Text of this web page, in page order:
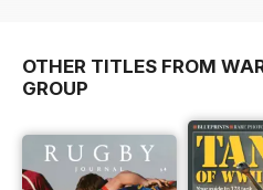
OTHER TITLES FROM
GROUP